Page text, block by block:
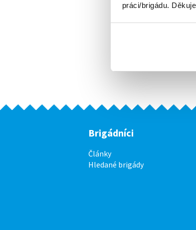
práci/brigádu.
Brigádníci
Články
Hledané brigády